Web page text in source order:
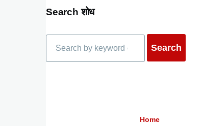
Search शोध
Breadcrumb
Home